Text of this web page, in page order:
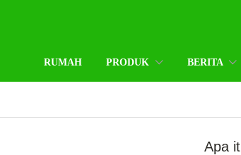
RUMAH PRODUK BERITA
Apa